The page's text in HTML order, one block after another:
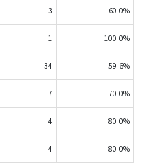
3 60.0%
1 100.0%
34 59.6%
7 70.0%
4 80.0%
4 80.0%